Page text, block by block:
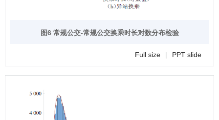
图6 常规公交-常规公交换乘时长对数分布检验
Full size | PPT slide